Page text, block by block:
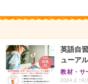
英語自
ューアル
教材・サ
2024.2.19(